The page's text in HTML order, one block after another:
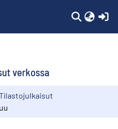
verkossa